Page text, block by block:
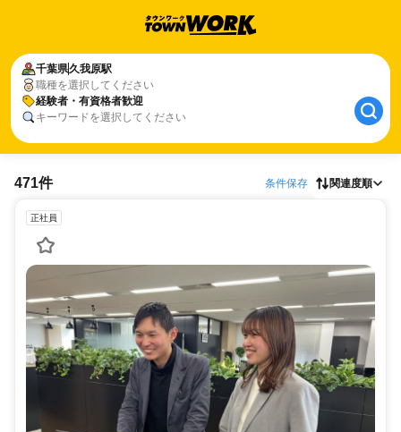
千葉県久我原駅
職種を選択してください
経験者・有資格者歓迎
キーワードを選択してください
471件 条件保存 関連度順
正社員